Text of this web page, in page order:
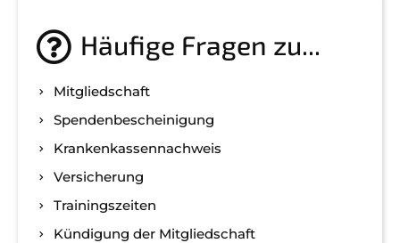
Häufige Fragen zu...
Mitgliedschaft
Spenden­bescheinigung
Kranken­kassen­nachweis
Versicherung
Trainingszeiten
Kündigung der Mitgliedschaft